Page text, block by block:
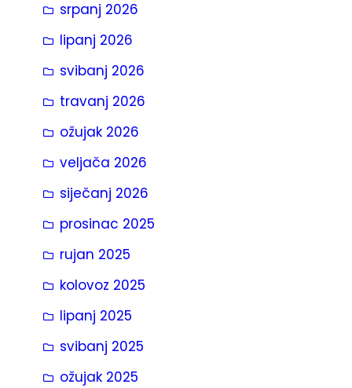
a
srpanj 2026
lipanj 2026
svibanj 2026
travanj 2026
ožujak 2026
veljača 2026
siječanj 2026
prosinac 2025
rujan 2025
kolovoz 2025
lipanj 2025
svibanj 2025
ožujak 2025